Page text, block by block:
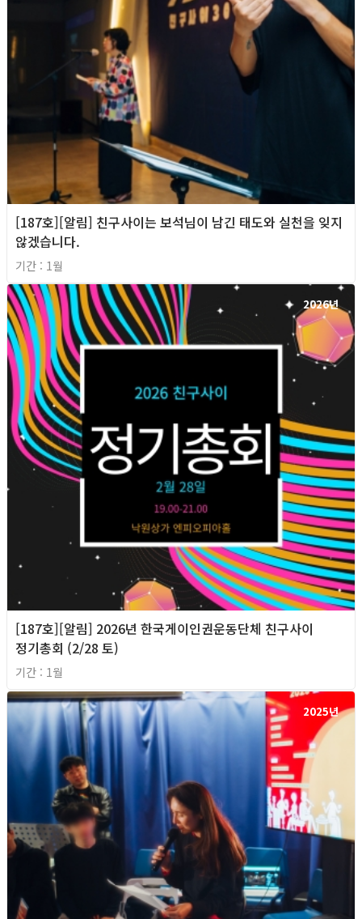
[187호][알림] 친구사이는 보석님이 남긴 태도와 실천을 잊지
않겠습니다.
기간 : 1월
2026년
[187호][알림] 2026년 한국게이인권운동단체 친구사이
정기총회 (2/28 토)
기간 : 1월
2025년